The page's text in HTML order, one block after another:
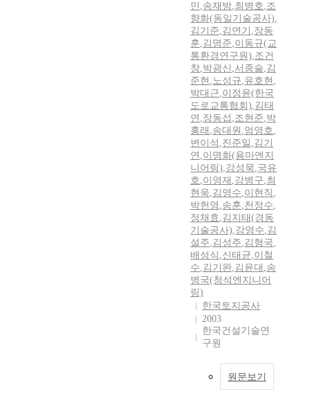
민 ,송재방,최병호,조
향화(동일기술공사),
김기준,김연기 ,장동
훈,김명준,이동규(교
통환경연구원),조건
창,박광신 ,서종술,김
준현 ,노성규,유호현 ,
박대근,이정윤(한국
도로교통협회),김태
연 ,장동섭 ,조현준,박
홍래 ,송대원 ,엄영호,
변이석 ,진준일 ,김기
연 ,이명화(용마엔지
니어링),강성묵,국유
호,이영재 ,강병구,최
현욱,김영수,이현직 ,
박헌영 ,송훈,천정수,
정채효 ,김지태(경동
기술공사),강영수,김
설주,김성주,김형국,
배성식 ,신태균,이철
수,김기완,김윤대 ,송
병국(청석엔지니어
링)
한국토지공사
2003
한국건설기술연
구원
원문보기